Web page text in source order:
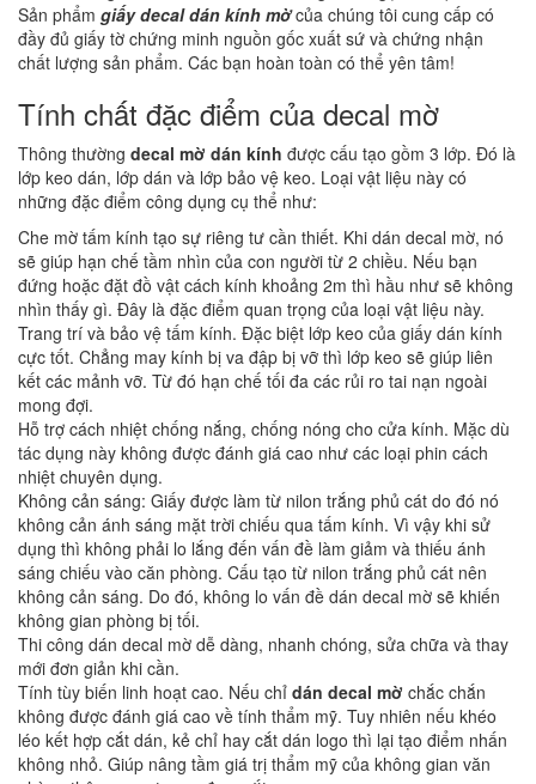
Sản phẩm giấy decal dán kính mờcủa chúng tôi cung cấp có
đầy đủ giấy tờ chứng minh nguồn gốc xuất sứ và chứng nhận
chất lượng sản phẩm. Các bạn hoàn toàn có thể yên tâm!
Tính chất đặc điểm của decal mờ
Thông thường decal mờ dán kính được cấu tạo gồm 3 lớp. Đó là
lớp keo dán, lớp dán và lớp bảo vệ keo. Loại vật liệu này có
những đặc điểm công dụng cụ thể như:
Che mờ tấm kính tạo sự riêng tư cần thiết. Khi dán decal mờ, nó
sẽ giúp hạn chế tầm nhìn của con người từ 2 chiều. Nếu bạn
đứng hoặc đặt đồ vật cách kính khoảng 2m thì hầu như sẽ không
nhìn thấy gì. Đây là đặc điểm quan trọng của loại vật liệu này.
Trang trí và bảo vệ tấm kính. Đặc biệt lớp keo của giấy dán kính
cực tốt. Chẳng may kính bị va đập bị vỡ thì lớp keo sẽ giúp liên
kết các mảnh vỡ. Từ đó hạn chế tối đa các rủi ro tai nạn ngoài
mong đợi.
Hỗ trợ cách nhiệt chống nắng, chống nóng cho cửa kính. Mặc dù
tác dụng này không được đánh giá cao như các loại phin cách
nhiệt chuyên dụng.
Không cản sáng: Giấy được làm từ nilon trắng phủ cát do đó nó
không cản ánh sáng mặt trời chiếu qua tấm kính. Vì vậy khi sử
dụng thì không phải lo lắng đến vấn đề làm giảm và thiếu ánh
sáng chiếu vào căn phòng. Cấu tạo từ nilon trắng phủ cát nên
không cản sáng. Do đó, không lo vấn đề dán decal mờ sẽ khiến
không gian phòng bị tối.
Thi công dán decal mờ dễ dàng, nhanh chóng, sửa chữa và thay
mới đơn giản khi cần.
Tính tùy biến linh hoạt cao. Nếu chỉ dán decal mờ chắc chắn
không được đánh giá cao về tính thẩm mỹ. Tuy nhiên nếu khéo
léo kết hợp cắt dán, kẻ chỉ hay cắt dán logo thì lại tạo điểm nhấn
không nhỏ. Giúp nâng tầm giá trị thẩm mỹ của không gian văn